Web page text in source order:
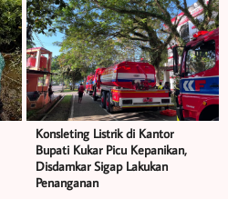
Konsleting Listrik di Kantor
Bupati Kukar Picu Kepanikan,
Disdamkar Sigap Lakukan
Penanganan